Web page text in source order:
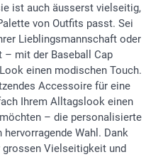
ist auch äusserst vielseitig,
von Outfits passt. Sei
Lieblingsmannschaft oder
– mit der Baseball Cap
einen modischen Touch.
Accessoire für eine
Ihrem Alltagslook einen
– die personalisierte
Wahl. Dank
grossen Vielseitigkeit und